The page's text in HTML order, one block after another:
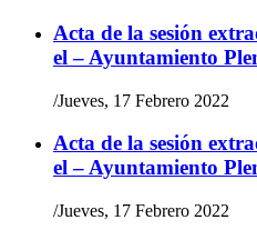
Acta de la sesión
el – Ayuntamiento
/Jueves, 17 Febrero 2022
Acta de la sesión
el – Ayuntamiento
/Jueves, 17 Febrero 2022